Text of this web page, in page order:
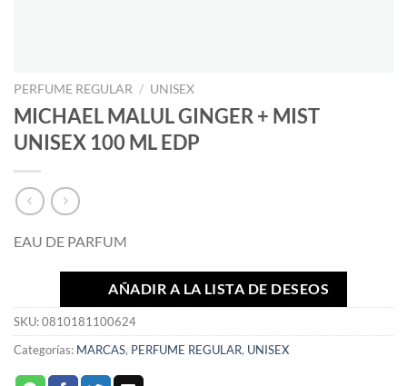
PERFUME REGULAR / UNISEX
MICHAEL MALUL GINGER + MIST
UNISEX 100 ML EDP
EAU DE PARFUM
AÑADIR A LA LISTA DE DESEOS
SKU:0810181100624
Categorías: MARCAS, PERFUME REGULAR, UNISEX